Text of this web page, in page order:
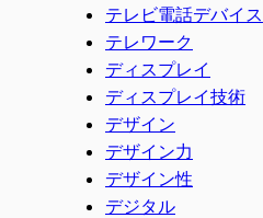
テレビ電話デバイス
テレワーク
ディスプレイ
ディスプレイ技術
デザイン
デザイン力
デザイン性
デジタル